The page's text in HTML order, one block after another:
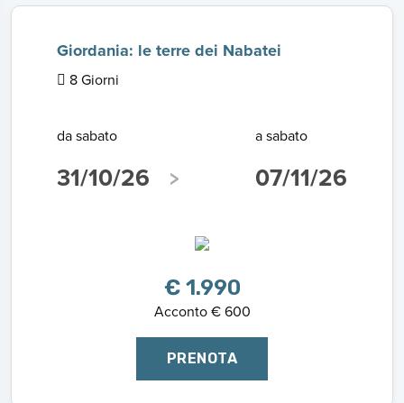
Giordania: le terre dei Nabatei
8 Giorni
da sabato
31/10/26
a sabato
07/11/26
€ 1.990
Acconto € 600
PRENOTA